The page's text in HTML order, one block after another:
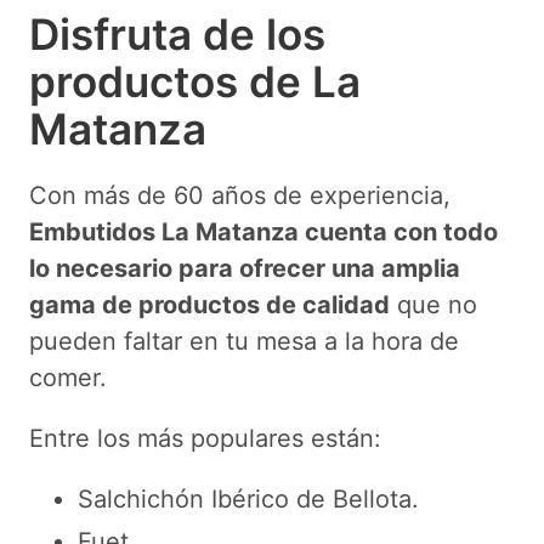
Disfruta de los
productos de La
Matanza
Con más de 60 años de experiencia,
Embutidos La Matanza cuenta con todo
lo necesario para ofrecer una amplia
gama de productos de calidad que no
pueden faltar en tu mesa a la hora de
comer.
Entre los más populares están:
Salchichón Ibérico de Bellota.